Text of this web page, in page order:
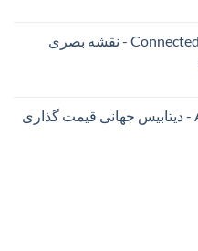
اکانت پرمیوم Connected Papers - نقشه بصری
اکانت پرمیوم Artprice - دیتابیس جهانی قیمت ‌گذاری